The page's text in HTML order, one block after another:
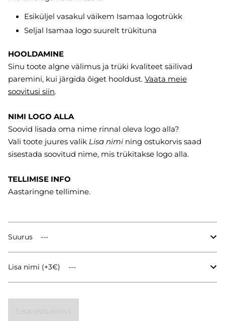
Esiküljel vasakul väikem Isamaa logotrükk
Seljal Isamaa logo suurelt trükituna
HOOLDAMINE
Sinu toote algne välimus ja trüki kvaliteet säilivad
paremini, kui järgida õiget hooldust. Vaata meie
soovitusi siin.
NIMI LOGO ALLA
Soovid lisada oma nime rinnal oleva logo alla?
Vali toote juures valik Lisa nimi ning ostukorvis saad
sisestada soovitud nime, mis trükitakse logo alla.
TELLIMISE INFO
Aastaringne tellimine.
Suurus
Lisa nimi (+3€)